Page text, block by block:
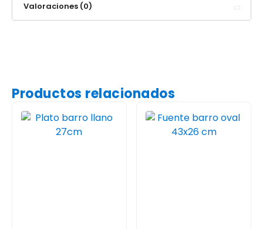
Valoraciones (0)
Productos relacionados